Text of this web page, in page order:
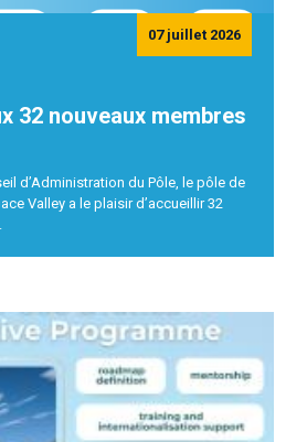
07 juillet 2026
32 nouveaux membres
d’Administration du Pôle, le pôle de
Valley a le plaisir d’accueillir 32